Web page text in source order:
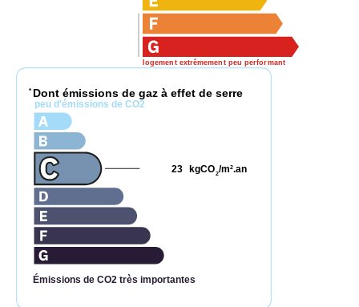
logement extrêmement peu performant
* Dont émissions de gaz à effet de serre
peu d'émissions de CO2
Émissions de CO2 très importantes
kgCO2/m2.an
23